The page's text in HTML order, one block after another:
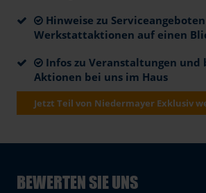
Hinweise zu
Werkstattaktionen auf einen
Infos zu Veranstaltungen und
Aktionen bei uns im Haus
Jetzt Teil von Niedermayer Exklusiv
BEWERTEN SIE UNS